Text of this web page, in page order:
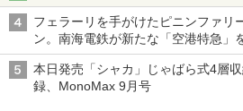
フェラーリを手がけたピニンファリ
ン。南海電鉄が新たな「空港特急」
本日発売「シャカ」じゃばら式4層
録、MonoMax 9月号